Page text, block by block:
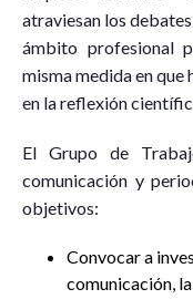
atraviesan los
ámbito profesional
misma medida en
en la reflexión
El Grupo de
comunicación y
objetivos:
Convocar a
comunicación,